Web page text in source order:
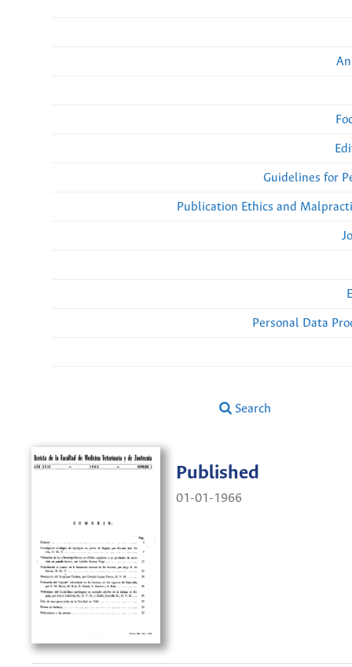
Guidelines for
Publication Ethics and
Personal Data
Search
Published
01-01-1966